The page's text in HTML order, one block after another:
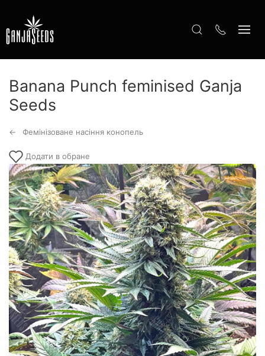
Banana Punch feminised Ganja
Seeds
Фемінізоване насіння конопель
Додати в обране